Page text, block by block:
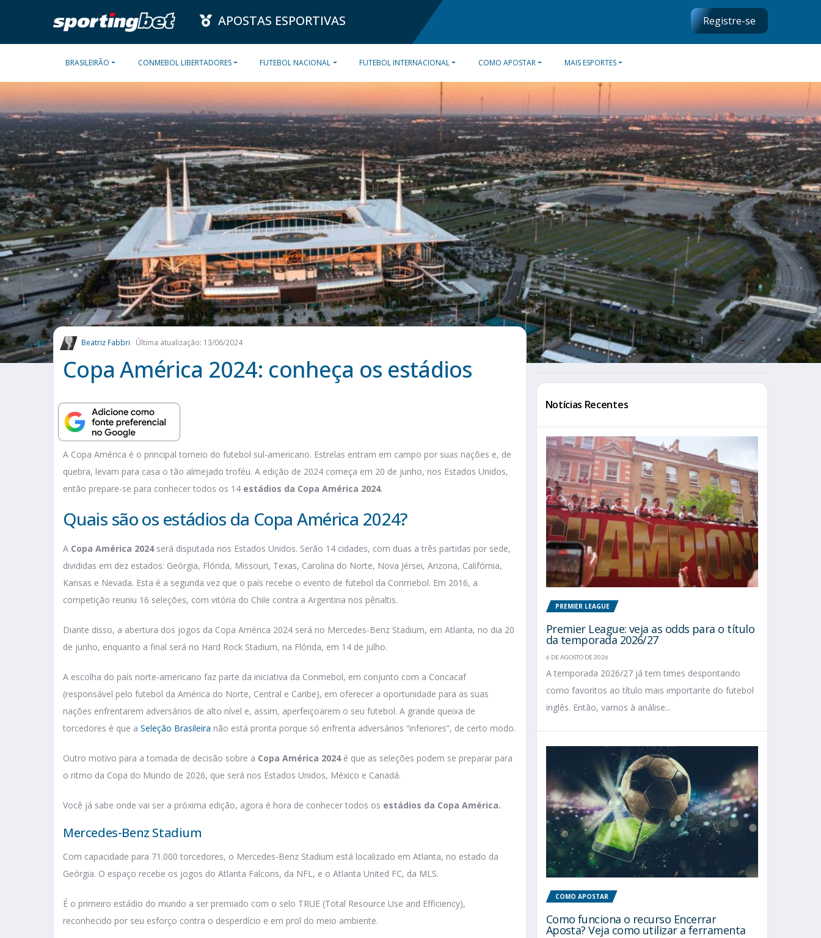
APOSTAS ESPORTIVAS Registre-se
BRASILEIRÃO CONMEBOL LIBERTADORES FUTEBOL NACIONAL FUTEBOL INTERNACIONAL COMO APOSTAR MAIS ESPORTES
Beatriz Fabbri Última atualização: 13/06/2024
Copa América 2024: conheça os estádios
A Copa América é o principal torneio do futebol sul-americano. Estrelas entram em campo por suas nações e, de
quebra, levam para casa o tão almejado troféu. A edição de 2024 começa em 20 de junho, nos Estados Unidos,
então prepare-se para conhecer todos os 14 estádios da Copa América 2024.
Quais são os estádios da Copa América 2024?
A Copa América 2024será disputada nos Estados Unidos. Serão 14 cidades, com duas a três partidas por sede,
divididas em dez estados: Geórgia, Flórida, Missouri, Texas, Carolina do Norte, Nova Jérsei, Arizona, Califórnia,
Kansas e Nevada. Esta é a segunda vez que o país recebe o evento de futebol da Conmebol. Em 2016, a
competição reuniu 16 seleções, com vitória do Chile contra a Argentina nos pênaltis.
Diante disso, a abertura dos jogos da Copa América 2024 será no Mercedes-Benz Stadium, em Atlanta, no dia 20
de junho, enquanto a final será no Hard Rock Stadium, na Flórida, em 14 de julho.
A escolha do país norte-americano faz parte da iniciativa da Conmebol, em conjunto com a Concacaf
(responsável pelo futebol da América do Norte, Central e Caribe), em oferecer a oportunidade para as suas
nações enfrentarem adversários de alto nível e, assim, aperfeiçoarem o seu futebol. A grande queixa de
torcedores é que a Seleção Brasileira não está pronta porque só enfrenta adversários “inferiores”, de certo modo.
Outro motivo para a tomada de decisão sobre a Copa América 2024é que as seleções podem se preparar para
o ritmo da Copa do Mundo de 2026, que será nos Estados Unidos, México e Canadá.
Você já sabe onde vai ser a próxima edição, agora é hora de conhecer todos os estádios da Copa América.
Mercedes-Benz Stadium
Com capacidade para 71.000 torcedores, o Mercedes-Benz Stadium está localizado em Atlanta, no estado da
Geórgia. O espaço recebe os jogos do Atlanta Falcons, da NFL, e o Atlanta United FC, da MLS.
É o primeiro estádio do mundo a ser premiado com o selo TRUE (Total Resource Use and Efficiency),
reconhecido por seu esforço contra o desperdício e em prol do meio ambiente.
Notícias Recentes
PREMIER LEAGUE
Premier League: veja as odds para o título
da temporada 2026/27
6 DE AGOSTO DE 2026
A temporada 2026/27 já tem times despontando
como favoritos ao título mais importante do futebol
inglês. Então, vamos à análise...
COMO APOSTAR
Como funciona o recurso Encerrar
Aposta? Veja como utilizar a ferramenta